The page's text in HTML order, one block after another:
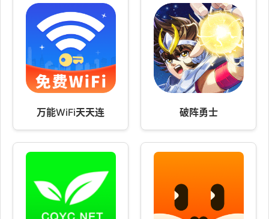
万能WiFi天天连 破阵勇士